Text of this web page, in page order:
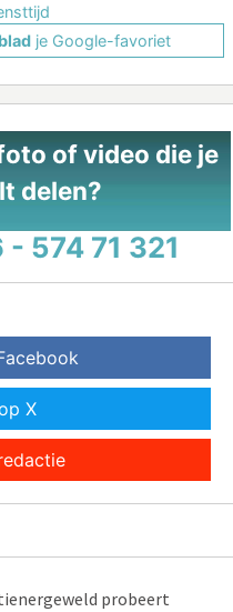
je Google-favoriet
of video die je
delen?
- 574 71 321
X
probeert